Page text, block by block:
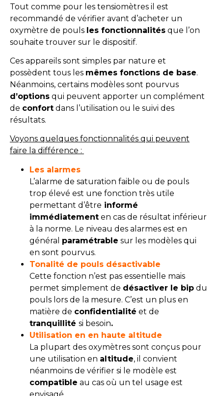
Tout comme pour les tensiomètres il est
recommandé de vérifier avant d’acheter un
oxymètre de pouls les fonctionnalités que l’on
souhaite trouver sur le dispositif.
Ces appareils sont simples par nature et
possèdent tous les mêmes fonctions de base.
Néanmoins, certains modèles sont pourvus
d’options qui peuvent apporter un complément
de confort dans l’utilisation ou le suivi des
résultats.
Voyons quelques fonctionnalités qui peuvent
faire la différence :
Les alarmes
L’alarme de saturation faible ou de pouls
trop élevé est une fonction très utile
permettant d’être informé
immédiatement en cas de résultat inférieur
à la norme. Le niveau des alarmes est en
général paramétrable sur les modèles qui
en sont pourvus.
Tonalité de pouls désactivable
Cette fonction n’est pas essentielle mais
permet simplement de désactiver le bip du
pouls lors de la mesure. C’est un plus en
matière de confidentialité et de
tranquillité si besoin.
Utilisation en en haute altitude
La plupart des oxymètres sont conçus pour
une utilisation en altitude, il convient
néanmoins de vérifier si le modèle est
compatible au cas où un tel usage est